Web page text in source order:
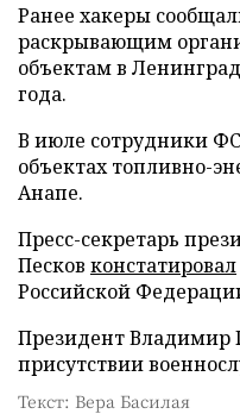
Ранее хакеры
раскрывающим
объектам в
года.
В июле сотрудники
объектах топливно-
Анапе.
Пресс-секретарь
Песков констатировал
Российской
Президент Владимир
присутствии
Текст: Вера Басилая